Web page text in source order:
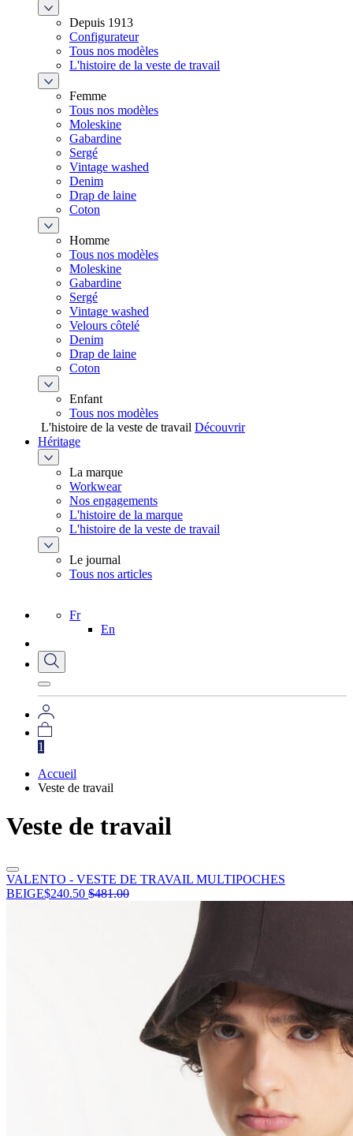
Depuis 1913
Configurateur
Tous nos modèles
L'histoire de la veste de travail
Femme
Tous nos modèles
Moleskine
Gabardine
Sergé
Vintage washed
Denim
Drap de laine
Coton
Homme
Tous nos modèles
Moleskine
Gabardine
Sergé
Vintage washed
Velours côtelé
Denim
Drap de laine
Coton
Enfant
Tous nos modèles
L'histoire de la veste de travail Découvrir
Héritage
La marque
Workwear
Nos engagements
L'histoire de la marque
L'histoire de la veste de travail
Le journal
Tous nos articles
Fr
En
1
Accueil
Veste de travail
Veste de travail
VALENTO - VESTE DE TRAVAIL MULTIPOCHES
BEIGE$240.50 $481.00